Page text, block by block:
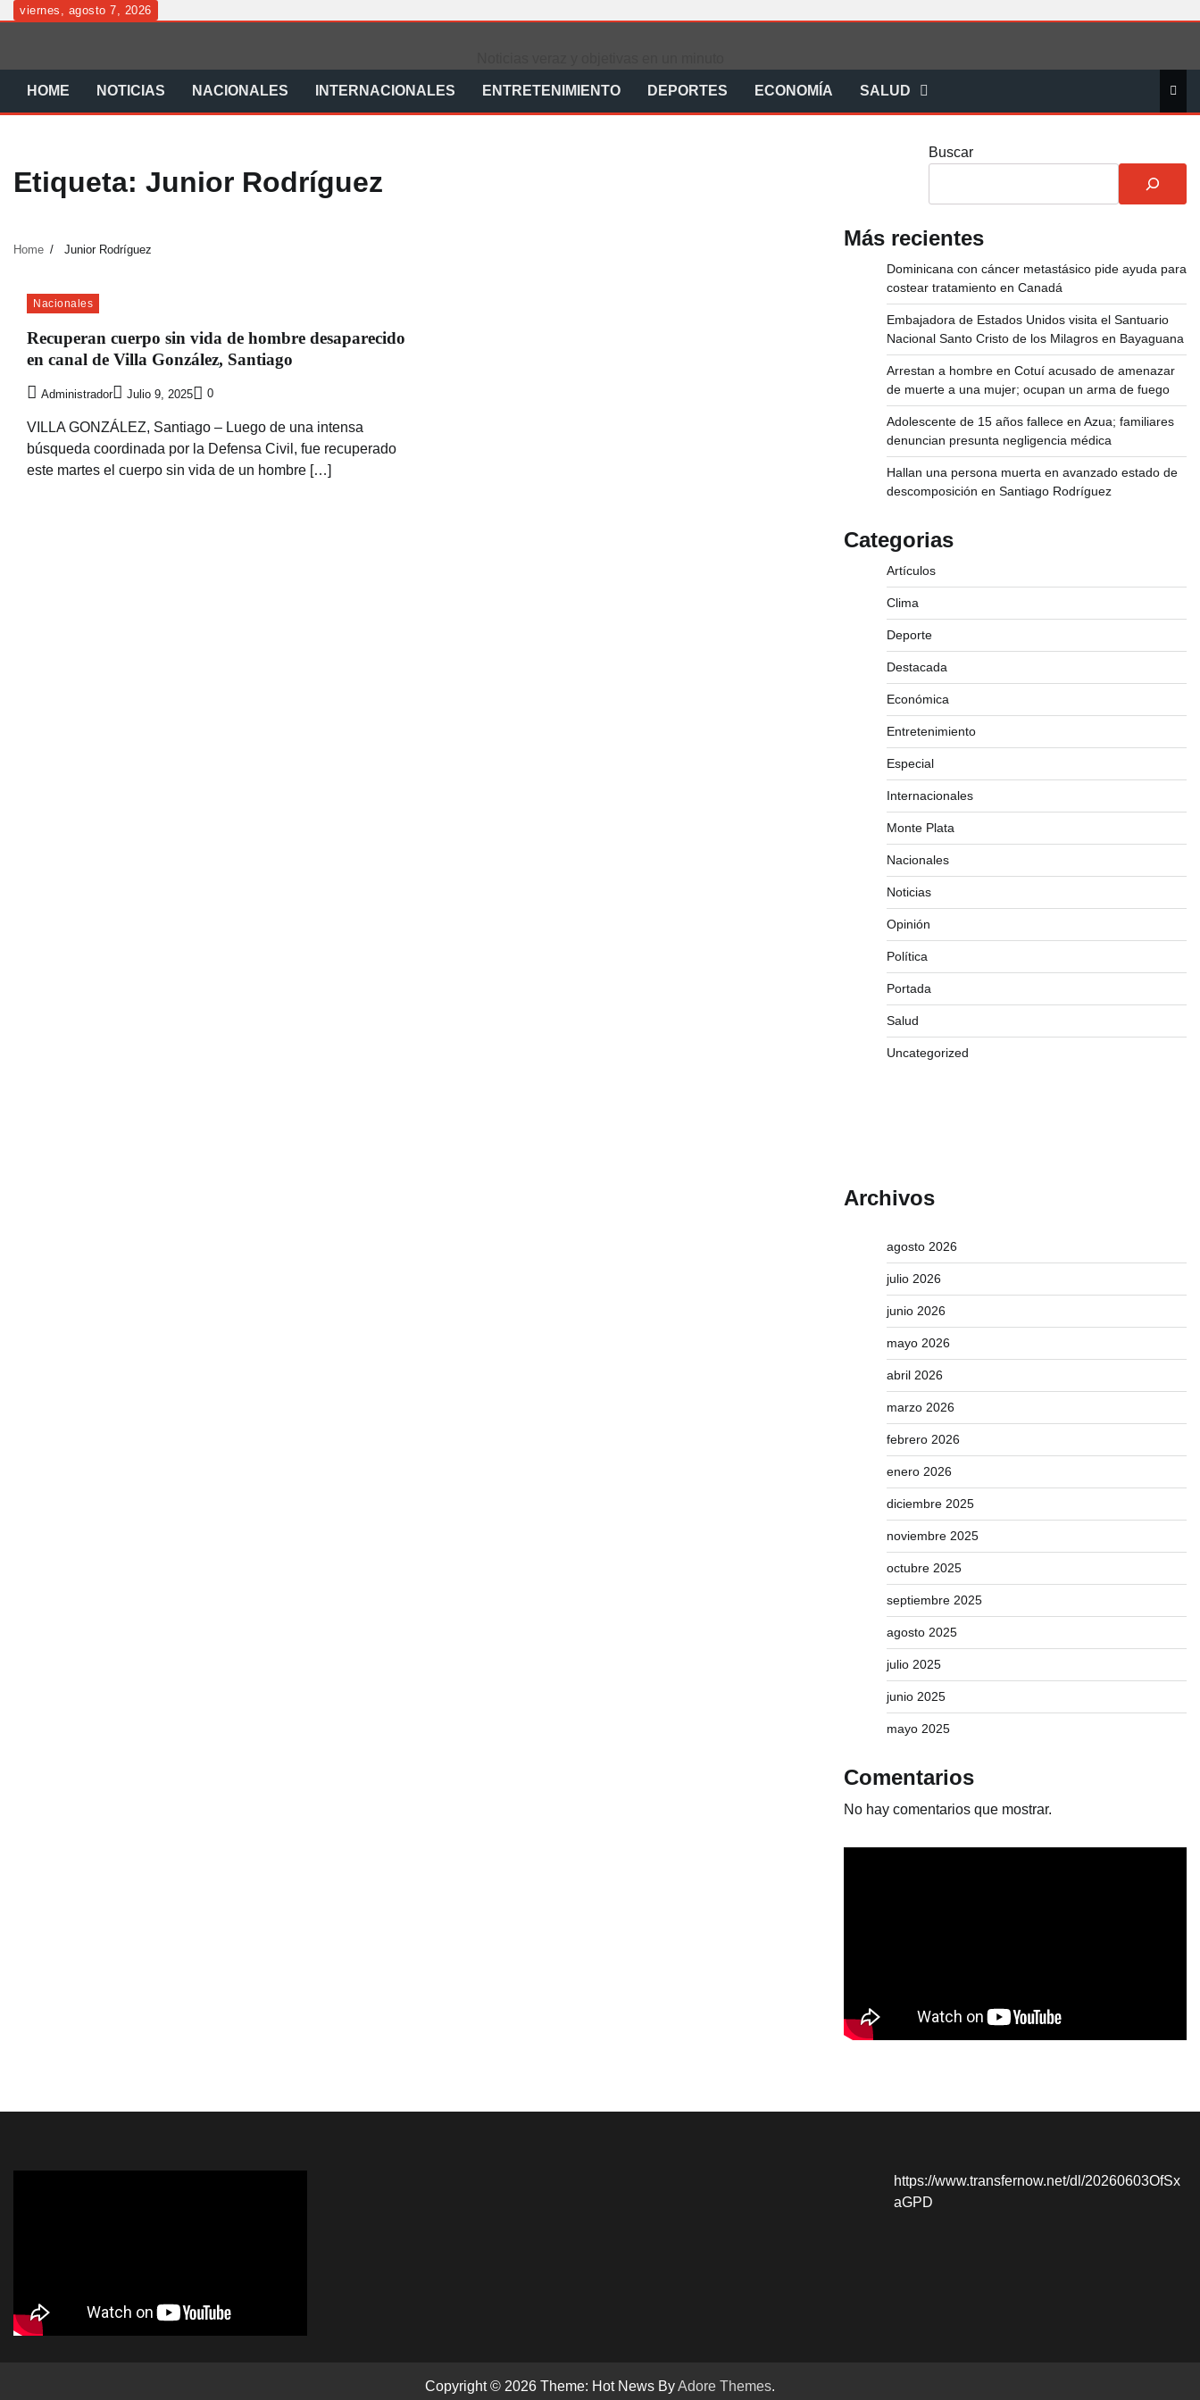
Skipviernes, agosto 7, 2026
HOME NOTICIAS NACIONALES INTERNACIONALES ENTRETENIMIENTO DEPORTES ECONOMÍA SALUD
Etiqueta: Junior Rodríguez
Home Junior Rodríguez
Nacionales
Recuperan cuerpo sin vida de hombre desaparecido
en canal de Villa González, Santiago
Administrador Julio 9, 2025 0
VILLA GONZÁLEZ, Santiago – Luego de una intensa
búsqueda coordinada por la Defensa Civil, fue recuperado
este martes el cuerpo sin vida de un hombre […]
Buscar
Más recientes
Dominicana con cáncer metastásico pide ayuda para
costear tratamiento en Canadá
Embajadora de Estados Unidos visita el Santuario
Nacional Santo Cristo de los Milagros en Bayaguana
Arrestan a hombre en Cotuí acusado de amenazar
de muerte a una mujer; ocupan un arma de fuego
Adolescente de 15 años fallece en Azua; familiares
denuncian presunta negligencia médica
Hallan una persona muerta en avanzado estado de
descomposición en Santiago Rodríguez
Categorias
Artículos
Clima
Deporte
Destacada
Económica
Entretenimiento
Especial
Internacionales
Monte Plata
Nacionales
Noticias
Opinión
Política
Portada
Salud
Uncategorized
Archivos
agosto 2026
julio 2026
junio 2026
mayo 2026
abril 2026
marzo 2026
febrero 2026
enero 2026
diciembre 2025
noviembre 2025
octubre 2025
septiembre 2025
agosto 2025
julio 2025
junio 2025
mayo 2025
Comentarios
No hay comentarios que mostrar.
https://www.transfernow.net/dl/20260603OfSx
aGPD
Copyright © 2026 Theme: Hot News ByAdore Themes.